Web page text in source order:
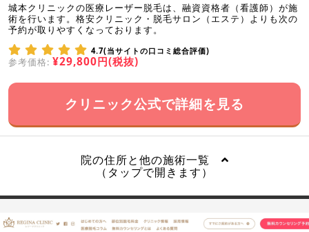
城本クリニックの医療レーザー脱毛は、融資資格者（看護師）が施
術を行います。格安クリニック・脱毛サロン（エステ）よりも次の
予約が取りやすくなっております。
4.7(当サイトの口コミ総合評価)
参考価格: ¥29,800円(税抜)
クリニック公式で詳細を見る
院の住所と他の施術一覧
（タップで開きます）